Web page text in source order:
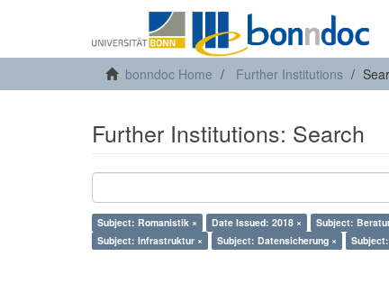
bonndoc Home Further Institutions
Further Institutions: Search
Subject: Romanistik × Date Issued: 2018 × Subject:
Subject: Infrastruktur ×
Subject: Datensicherung ×